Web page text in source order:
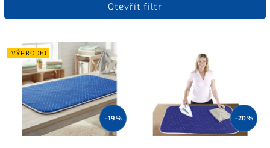
Abecedně
Otevřít filtr
VÝPRODEJ
–19 % –20 %